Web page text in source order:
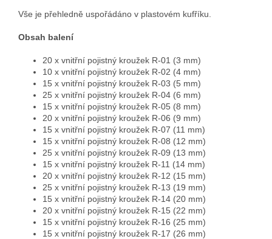
Vše je přehledně uspořádáno v plastovém kufříku.
Obsah balení
20 x vnitřní pojistný kroužek R-01 (3 mm)
10 x vnitřní pojistný kroužek R-02 (4 mm)
15 x vnitřní pojistný kroužek R-03 (5 mm)
25 x vnitřní pojistný kroužek R-04 (6 mm)
15 x vnitřní pojistný kroužek R-05 (8 mm)
20 x vnitřní pojistný kroužek R-06 (9 mm)
15 x vnitřní pojistný kroužek R-07 (11 mm)
15 x vnitřní pojistný kroužek R-08 (12 mm)
25 x vnitřní pojistný kroužek R-09 (13 mm)
15 x vnitřní pojistný kroužek R-11 (14 mm)
20 x vnitřní pojistný kroužek R-12 (15 mm)
25 x vnitřní pojistný kroužek R-13 (19 mm)
15 x vnitřní pojistný kroužek R-14 (20 mm)
20 x vnitřní pojistný kroužek R-15 (22 mm)
15 x vnitřní pojistný kroužek R-16 (25 mm)
15 x vnitřní pojistný kroužek R-17 (26 mm)